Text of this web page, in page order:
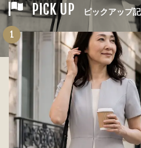
PICK UP ピックアップ